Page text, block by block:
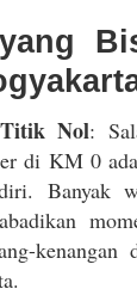
Nol:
di KM 0
Banyak